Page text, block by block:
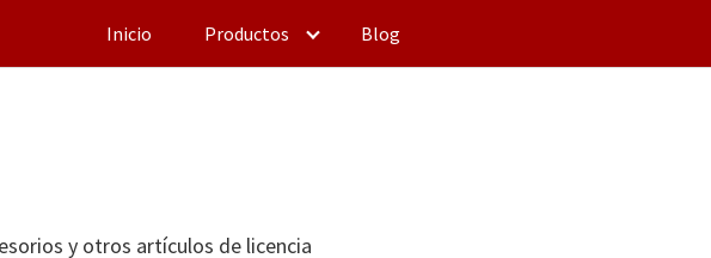
Inicio Productos Blog
y otros artículos de licencia